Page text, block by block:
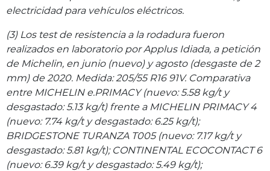
electricidad para vehículos eléctricos.
(3) Los test de resistencia a la rodadura fueron
realizados en laboratorio por Applus Idiada, a petición
de Michelin, en junio (nuevo) y agosto (desgaste de 2
mm) de 2020. Medida: 205/55 R16 91V. Comparativa
entre MICHELIN e.PRIMACY (nuevo: 5.58 kg/t y
desgastado: 5.13 kg/t) frente a MICHELIN PRIMACY 4
(nuevo: 7.74 kg/t y desgastado: 6.25 kg/t);
BRIDGESTONE TURANZA T005 (nuevo: 7.17 kg/t y
desgastado: 5.81 kg/t); CONTINENTAL ECOCONTACT 6
(nuevo: 6.39 kg/t y desgastado: 5.49 kg/t);